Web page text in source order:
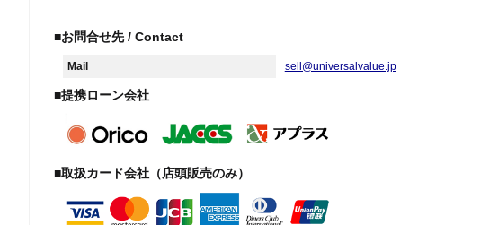
■お問合せ先 / Contact
Mail sell@universalvalue.jp
■提携ローン会社
■取扱カード会社（店頭販売のみ）